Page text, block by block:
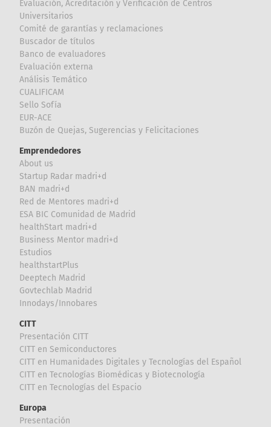
Evaluación, Acreditación y Verificación de Centros
Universitarios
Comité de garantías y reclamaciones
Buscador de títulos
Banco de evaluadores
Evaluación externa
Análisis Temático
CUALIFICAM
Sello Sofía
EUR-ACE
Buzón de Quejas, Sugerencias y Felicitaciones
Emprendedores
About us
Startup Radar madri+d
BAN madri+d
Red de Mentores madri+d
ESA BIC Comunidad de Madrid
healthStart madri+d
Business Mentor madri+d
Estudios
healthstartPlus
Deeptech Madrid
Govtechlab Madrid
Innodays/Innobares
CITT
Presentación CITT
CITT en Semiconductores
CITT en Humanidades Digitales y Tecnologías del Español
CITT en Tecnologías Biomédicas y Biotecnología
CITT en Tecnologías del Espacio
Europa
Presentación